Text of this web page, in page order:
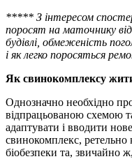
***** З інтересом
поросят на маточнику
будівлі, обмеженість
і як легко поросяться
Як свинокомплексу
Однозначно необхідно
відпрацьованою схемою
адаптувати і вводити
свинокомплекс,
біобезпеки та, звичайно